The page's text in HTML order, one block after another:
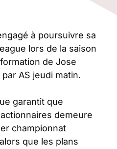
à poursuivre sa
lors de la saison
de Jose
AS jeudi matin.
garantit que
demeure
championnat
que les plans